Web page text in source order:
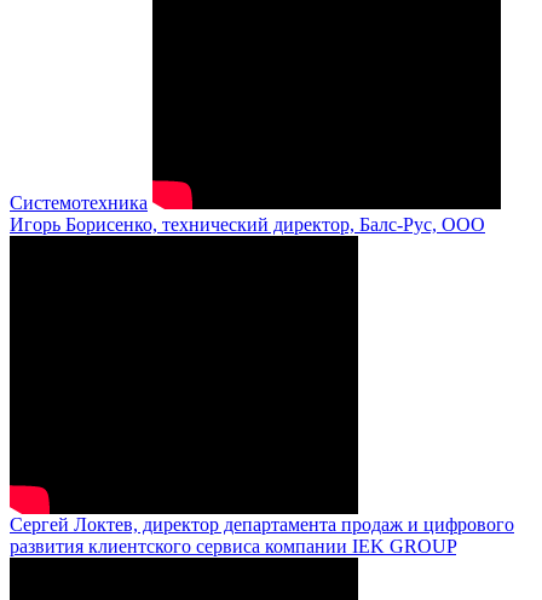
Системотехника
Игорь Борисенко, технический директор, Балс-Рус, ООО
Сергей Локтев, директор департамента продаж и цифрового
развития клиентского сервиса компании IEK GROUP